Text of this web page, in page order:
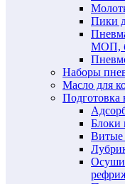
Пики
МОП,
Наборы
Масло для
Подготовка
Блоки
Витые